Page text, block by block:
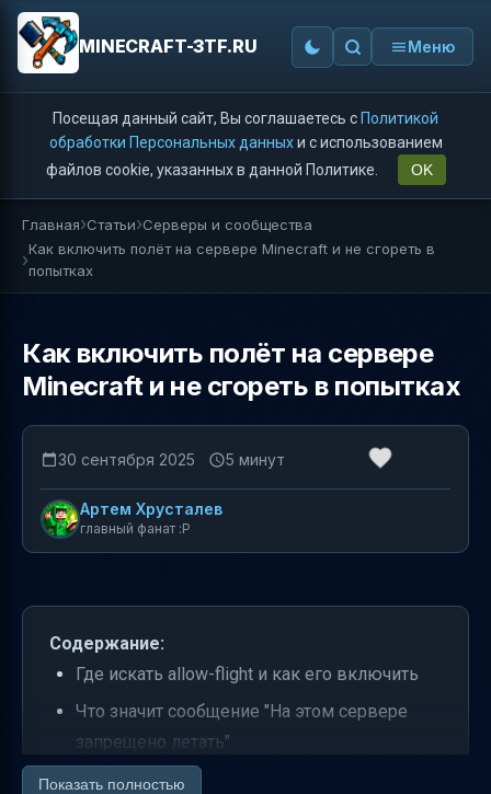
MINECRAFT-3TF.RU Меню
Посещая данный сайт, Вы соглашаетесь с Политикой
обработки Персональных данныхи с использованием
файлов cookie, указанных в данной Политике.
OK
Главная Статьи Серверы и сообщества
Как включить полёт на сервере Minecraft и не сгореть в
попытках
Как включить полёт на сервере
Minecraft и не сгореть в попытках
30 сентября 2025 5 минут
Артем Хрусталев
главный фанат :P
Содержание:
Где искать allow-flight и как его включить
Что значит сообщение "На этом сервере
запрещено летать"
Почему сервер кикает за полёт и как это
Показать полностью